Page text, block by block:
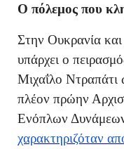
Ο πόλεμος που
Στην Ουκρανία
υπάρχει ο
Μιχαΐλο Ντραπάτι
πλέον πρώην
Ενόπλων
χαρακτηριζόταν